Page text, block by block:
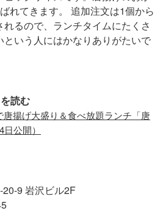
れてきます。 追加注文は1個から
るので、ランチタイムにたくさ
という人にはかなりありがたいで
読む
揚げ大盛り＆食べ放題ランチ「唐
公開）
9 岩沢ビル2F